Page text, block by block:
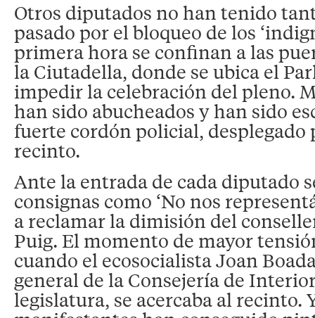
Otros diputados no han tenido
pasado por el bloqueo de los
primera hora se confinan a las
la Ciutadella, donde se ubica el
impedir la celebración del pleno.
han sido abucheados y han sido
fuerte cordón policial, desplegado
recinto.
Ante la entrada de cada diputado
consignas como ‘No nos
a reclamar la dimisión del
Puig. El momento de mayor
cuando el ecosocialista Joan
general de la Consejería de
legislatura, se acercaba al recinto.